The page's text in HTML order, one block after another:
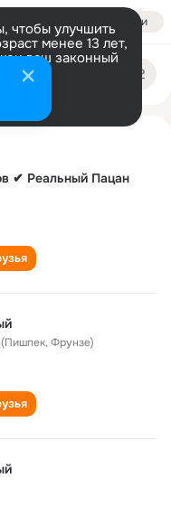
Войти
чтобы улучшить
менее 13 лет,
ваш законный
Пацан
Фрунзе)